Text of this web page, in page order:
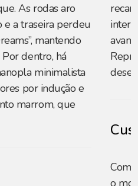
As rodas aro
a traseira perdeu
mantendo
dentro, há
minimalista
por indução e
marrom, que
Com
o